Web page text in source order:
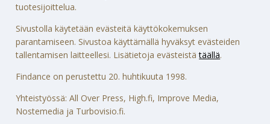
tuotesijoittelua.
Sivustolla käytetään evästeitä käyttökokemuksen
parantamiseen. Sivustoa käyttämällä hyväksyt evästeiden
tallentamisen laitteellesi. Lisätietoja evästeistätäällä.
Findance on perustettu 20. huhtikuuta 1998.
Yhteistyössä: All Over Press, High.fi, Improve Media,
Nostemedia ja Turbovisio.fi.